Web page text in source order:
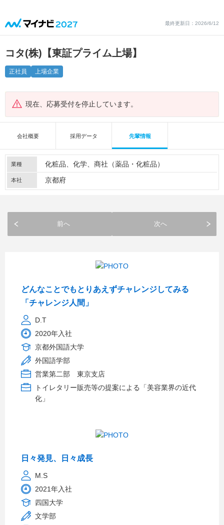
最終更新日：2026/6/12
コタ(株)【東証プライム上場】
正社員 上場企業
現在、応募受付を停止しています。
会社概要 採用データ 先輩情報
業種 化粧品 化学 商社（薬品・化粧品）
本社 京都府
前へ 次へ
どんなことでもとりあえずチャレンジしてみる
「チャレンジ人間」
D.T
2020年入社
京都外国語大学
外国語学部
営業第二部 東京支店
トイレタリー販売等の提案による「美容業界の近代
化」
日々発見、日々成長
M.S
2021年入社
四国大学
文学部